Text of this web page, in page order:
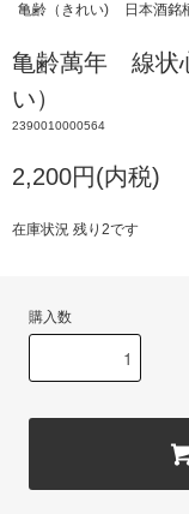
亀齢（きれい)
日本酒銘
亀齢萬年 線状
い）
2390010000564
2,200円(内税)
在庫状況 残り2です
購入数